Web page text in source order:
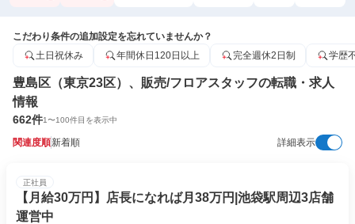
こだわり条件の追加設定を忘れていませんか？
土日祝休み
年間休日120日以上 完全週休2日制 学歴
豊島区（東京23区）、販売/フロアスタッフの転職・求人
情報
662件1〜100件目を表示中
関連度順新着順 詳細表示
正社員
【月給30万円】店長になれば月38万円|池袋駅周辺3店舗
運営中